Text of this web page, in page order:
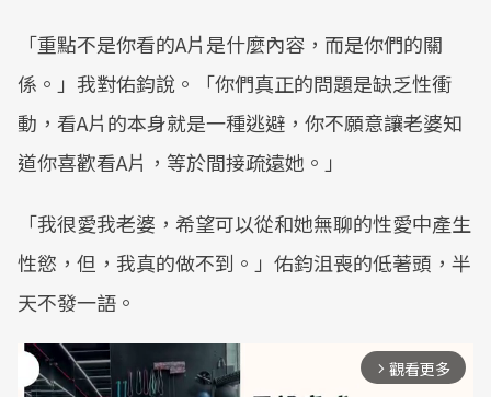
「重點不是你看的A片是什麼內容，而是你們的關
係。」我對佑鈞說。「你們真正的問題是缺乏性衝
動，看A片的本身就是一種逃避，你不願意讓老婆知
道你喜歡看A片，等於間接疏遠她。」
「我很愛我老婆，希望可以從和她無聊的性愛中產生
性慾，但，我真的做不到。」佑鈞沮喪的低著頭，半
天不發一語。
arrow_forward_ios 觀看更多